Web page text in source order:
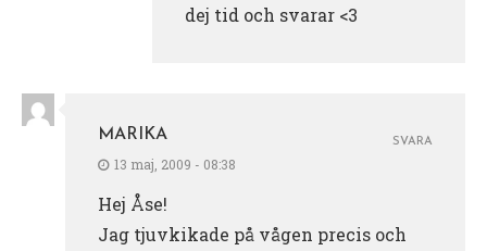
dej tid och svarar <3
MARIKA
13 maj, 2009 - 08:38
Hej Åse!
Jag tjuvkikade på vågen precis och
SVARA